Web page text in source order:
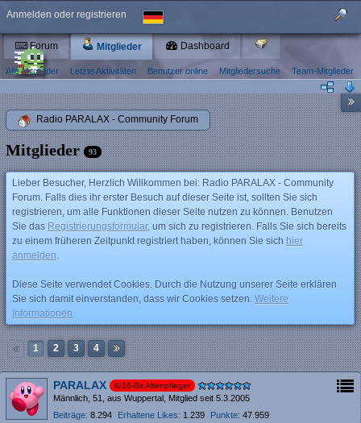
Anmelden oder registrieren
Forum Mitglieder Dashboard
Alle Mitglieder Letzte Aktivitäten Benutzer online Mitgliedersuche Team-Mitglieder
Radio PARALAX - Community Forum
Mitglieder 93
Lieber Besucher, Herzlich Willkommen bei: Radio PARALAX - Community
Forum. Falls dies ihr erster Besuch auf dieser Seite ist, sollten Sie sich
registrieren, um alle Funktionen dieser Seite nutzen zu können. Benutzen
Sie das Registrierungsformular, um sich zu registrieren. Falls Sie sich bereits
zu einem früheren Zeitpunkt registriert haben, können Sie sich hier
anmelden.
Diese Seite verwendet Cookies. Durch die Nutzung unserer Seite erklären
Sie sich damit einverstanden, dass wir Cookies setzen. Weitere
Informationen
1 2 3 4
PARALAX 8/16-Bit Altenpfleger
Männlich 51 aus Wuppertal Mitglied seit 5.3.2005
Beiträge 8.294 Erhaltene Likes 1.239 Punkte 47.959